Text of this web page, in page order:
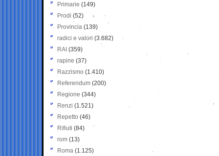
Primarie (149)
Prodi (52)
Provincia (139)
radici e valori (3.682)
RAI (359)
rapine (37)
Razzismo (1.410)
Referendum (200)
Regione (344)
Renzi (1.521)
Repetto (46)
Rifiuti (84)
rom (13)
Roma (1.125)